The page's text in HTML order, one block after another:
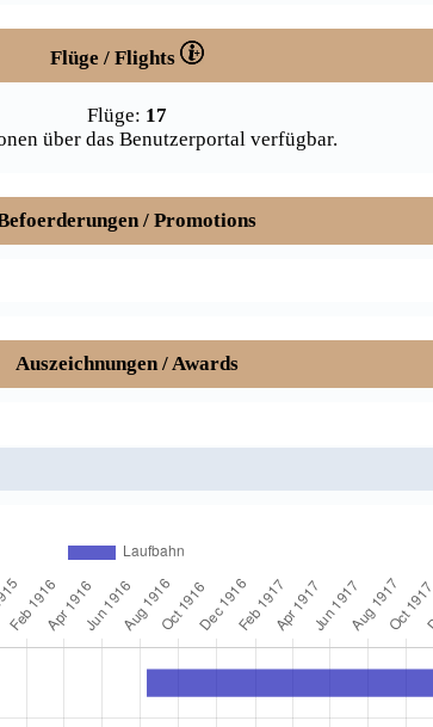
Flüge / Flights
Flüge: 17
über das Benutzerportal verfügbar.
/ Promotions
Auszeichnungen / Awards